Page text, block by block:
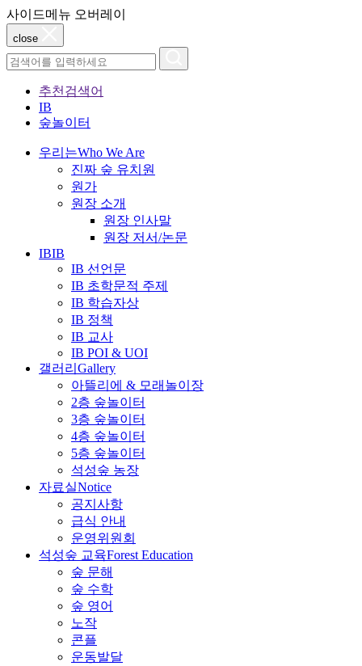
사이드메뉴 오버레이
close
추천검색어
IB
숲놀이터
우리는Who We Are
진짜 숲 유치원
원가
원장 소개
원장 인사말
원장 저서/논문
IBIB
IB 선언문
IB 초학문적 주제
IB 학습자상
IB 정책
IB 교사
IB POI & UOI
갤러리 Gallery
아뜰리에 & 모래놀이장
2층 숲놀이터
3층 숲놀이터
4층 숲놀이터
5층 숲놀이터
석성숲 농장
자료실Notice
공지사항
급식 안내
운영위원회
석성숲 교육Forest Education
숲 문해
숲 수학
숲 영어
노작
콘플
운동발달